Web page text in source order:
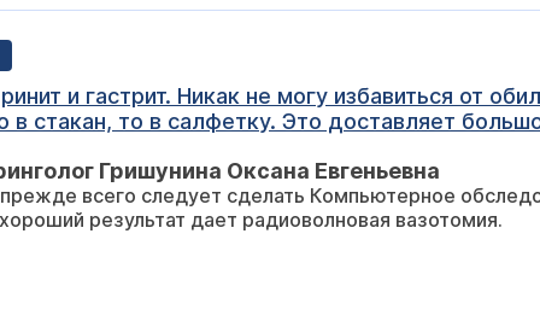
и гастрит. Никак не могу избавиться от
в стакан, то в салфетку. Это доставляет
схаркивание слизи и слюны.
Гришунина Оксана Евгеньевна
всего следует сделать Компьютерное
результат дает радиоволновая вазотомия.